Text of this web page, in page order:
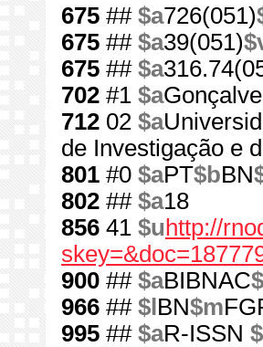
675 ## $a726(051)
675 ## $a39(051)
675 ## $a
702 #1 $a
712 02 $a
de Investigação e
801 #0 $aPT$bBN
802 ## $a18
856 41 $u http://
900 ## $aBIBNAC
966 ## $l BN$m
995 ## $aR-ISSN